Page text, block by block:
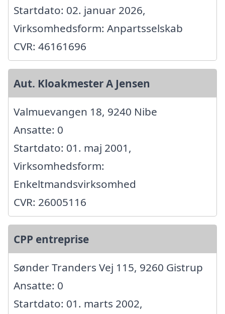
Startdato: 02. januar 2026,
Virksomhedsform: Anpartsselskab
CVR: 46161696
Aut. Kloakmester A Jensen
Valmuevangen 18, 9240 Nibe
Ansatte: 0
Startdato: 01. maj 2001,
Virksomhedsform:
Enkeltmandsvirksomhed
CVR: 26005116
CPP entreprise
Sønder Tranders Vej 115, 9260 Gistrup
Ansatte: 0
Startdato: 01. marts 2002,